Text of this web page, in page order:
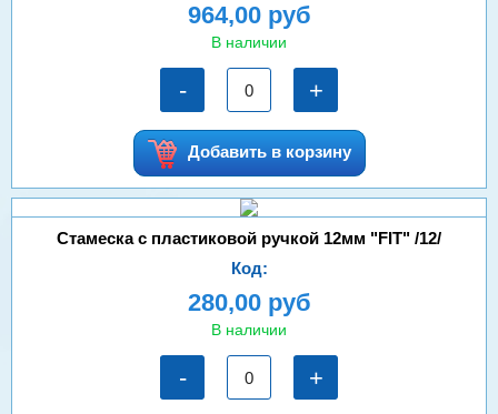
964,00 руб
В наличии
- +
Добавить в корзину
Стамеска с пластиковой ручкой 12мм "FIT" /12/
Код:
280,00 руб
В наличии
- +